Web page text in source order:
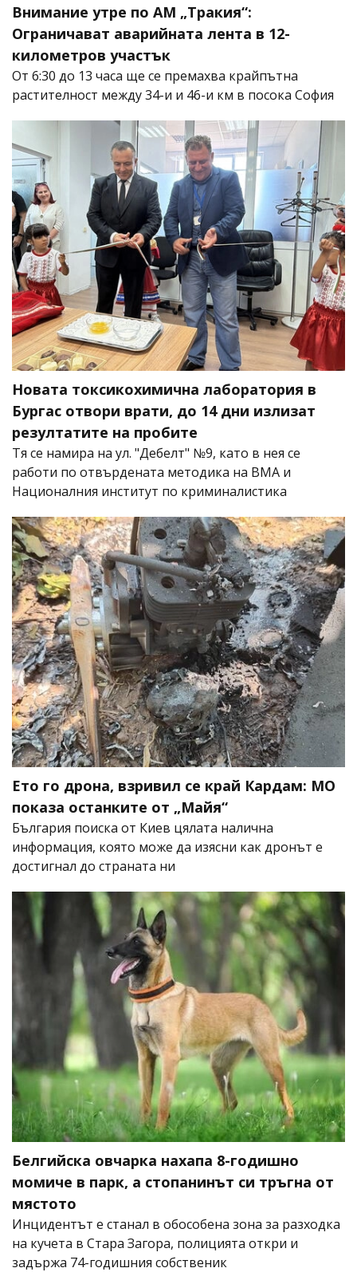
Внимание утре по АМ „Тракия“:
Ограничават аварийната лента в 12-
километров участък
От 6:30 до 13 часа ще се премахва крайпътна
растителност между 34-и и 46-и км в посока София
Новата токсикохимична лаборатория в
Бургас отвори врати, до 14 дни излизат
резултатите на пробите
Тя се намира на ул. "Дебелт" №9, като в нея се
работи по отвърдената методика на ВМА и
Националния институт по криминалистика
Ето го дрона, взривил се край Кардам: МО
показа останките от „Майя“
България поиска от Киев цялата налична
информация, която може да изясни как дронът е
достигнал до страната ни
Белгийска овчарка нахапа 8-годишно
момиче в парк, а стопанинът си тръгна от
мястото
Инцидентът е станал в обособена зона за разходка
на кучета в Стара Загора, полицията откри и
задържа 74-годишния собственик